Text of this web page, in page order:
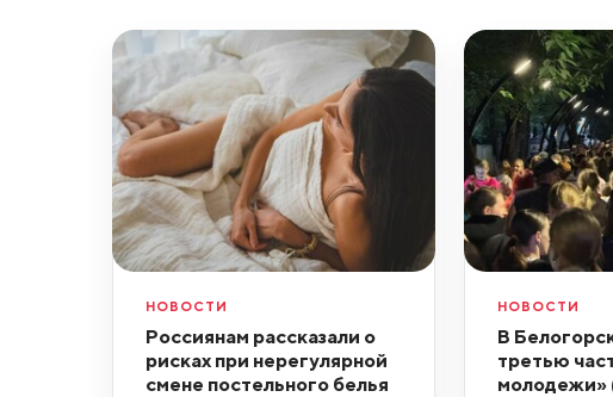
НОВОСТИ
Россиянам рассказали о
рисках при нерегулярной
смене постельного белья
НОВОСТИ
В
третью
молодежи»